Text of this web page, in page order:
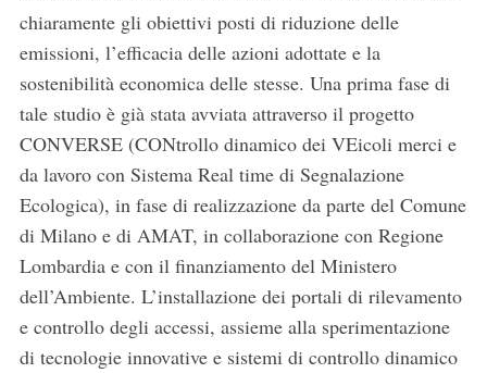
chiaramente gli obiettivi posti di riduzione delle
emissioni, l’efficacia delle azioni adottate e la
sostenibilità economica delle stesse. Una prima fase di
tale studio è già stata avviata attraverso il progetto
CONVERSE (CONtrollo dinamico dei VEicoli merci e
da lavoro con Sistema Real time di Segnalazione
Ecologica), in fase di realizzazione da parte del Comune
di Milano e di AMAT, in collaborazione con Regione
Lombardia e con il finanziamento del Ministero
dell’Ambiente. L’installazione dei portali di rilevamento
e controllo degli accessi, assieme alla sperimentazione
di tecnologie innovative e sistemi di controllo dinamico
e
a
r
h
f
o
r